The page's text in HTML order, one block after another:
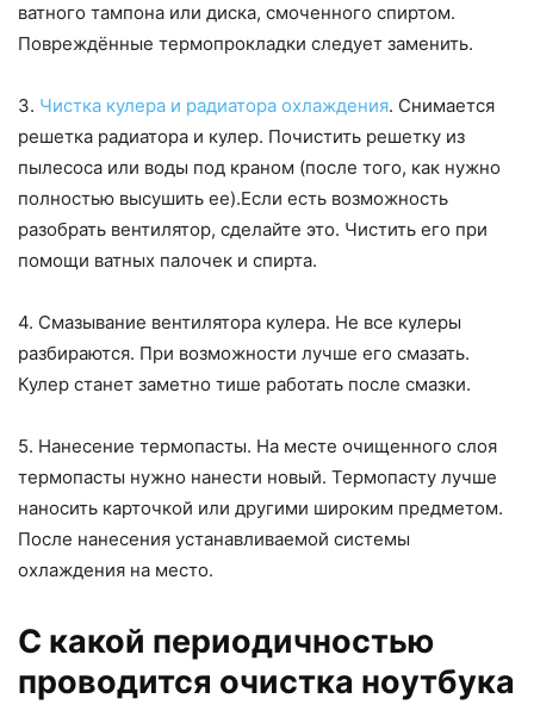
ватного тампона или диска, смоченного спиртом.
Повреждённые термопрокладки следует заменить.
3. Чистка кулера и радиатора охлаждения. Снимается
решетка радиатора и кулер. Почистить решетку из
пылесоса или воды под краном (после того, как нужно
полностью высушить ее).Если есть возможность
разобрать вентилятор, сделайте это. Чистить его при
помощи ватных палочек и спирта.
4. Смазывание вентилятора кулера. Не все кулеры
разбираются. При возможности лучше его смазать.
Кулер станет заметно тише работать после смазки.
5. Нанесение термопасты. На месте очищенного слоя
термопасты нужно нанести новый. Термопасту лучше
наносить карточкой или другими широким предметом.
После нанесения устанавливаемой системы
охлаждения на место.
С какой периодичностью
проводится очистка ноутбука